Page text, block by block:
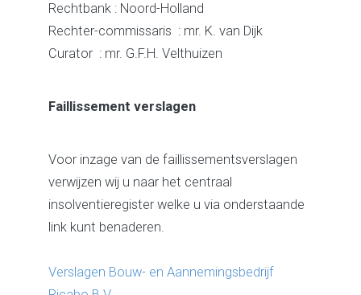
Rechtbank : Noord-Holland
Rechter-commissaris : mr. K. van Dijk
Curator : mr. G.F.H. Velthuizen
Faillissement verslagen
Voor inzage van de faillissementsverslagen
verwijzen wij u naar het centraal
insolventieregister welke u via onderstaande
link kunt benaderen.
Verslagen Bouw- en Aannemingsbedrijf